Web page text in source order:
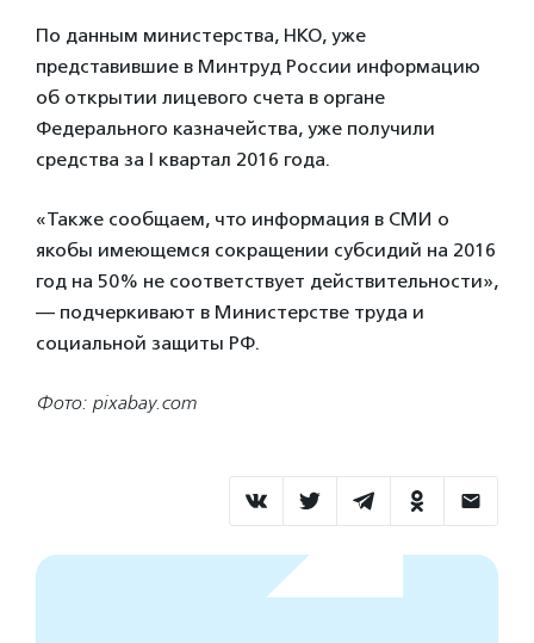
По данным министерства, НКО, уже
представившие в Минтруд России информацию
об открытии лицевого счета в органе
Федерального казначейства, уже получили
средства за I квартал 2016 года.
«Также сообщаем, что информация в СМИ о
якобы имеющемся сокращении субсидий на 2016
год на 50% не соответствует действительности»,
— подчеркивают в Министерстве труда и
социальной защиты РФ.
Фото: pixabay.com